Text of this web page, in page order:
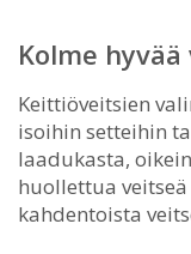
Kolme
Keittiöveitsien
isoihin setteihin
laadukasta,
huollettua
kahdentoista